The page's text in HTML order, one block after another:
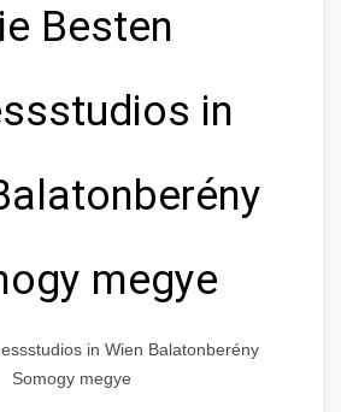
Besten
in
megye
in Wien Balatonberény
Somogy megye